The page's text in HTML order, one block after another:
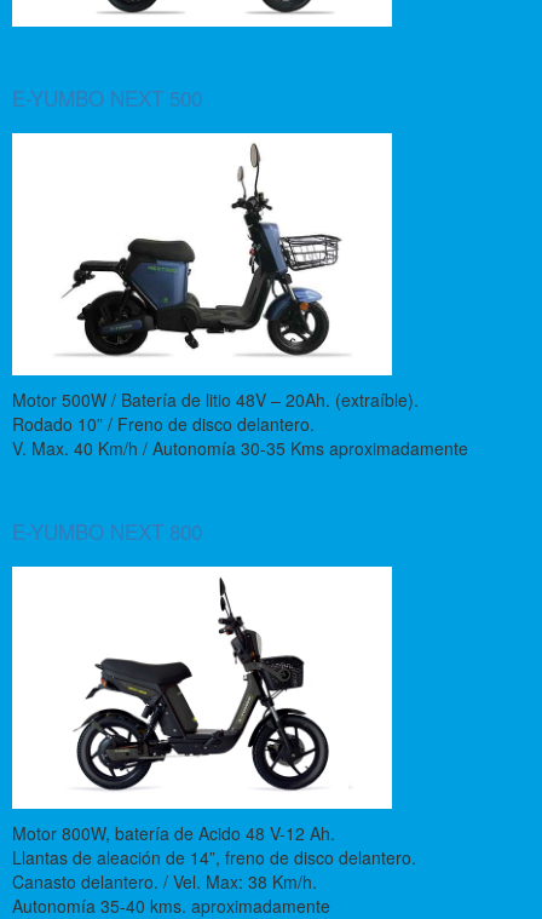
E-YUMBO NEXT 500
Motor 500W / Batería de litio 48V – 20Ah. (extraíble).
Rodado 10” / Freno de disco delantero.
V. Max. 40 Km/h / Autonomía 30-35 Kms aproximadamente
E-YUMBO NEXT 800
Motor 800W, batería de Acido 48 V-12 Ah.
Llantas de aleación de 14”, freno de disco delantero.
Canasto delantero. / Vel. Max: 38 Km/h.
Autonomía 35-40 kms. aproximadamente